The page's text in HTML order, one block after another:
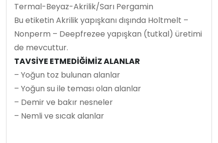
Termal-Beyaz-Akrilik/Sarı Pergamin
Bu etiketin Akrilik yapışkanı dışında Holtmelt –
Nonperm – Deepfrezee yapışkan (tutkal) üretimi
de mevcuttur.
TAVSİYE ETMEDİĞİMİZ ALANLAR
– Yoğun toz bulunan alanlar
– Yoğun su ile teması olan alanlar
– Demir ve bakır nesneler
– Nemli ve sıcak alanlar